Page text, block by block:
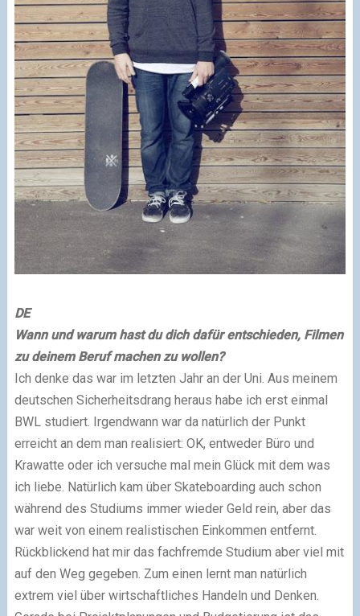
DE
Wann und warum hast du dich dafür entschieden, Filmen
zu deinem Beruf machen zu wollen?
Ich denke das war im letzten Jahr an der Uni. Aus meinem
deutschen Sicherheitsdrang heraus habe ich erst einmal
BWL studiert. Irgendwann war da natürlich der Punkt
erreicht an dem man realisiert: OK, entweder Büro und
Krawatte oder ich versuche mal mein Glück mit dem was
ich liebe. Natürlich kam über Skateboarding auch schon
während des Studiums immer wieder Geld rein, aber das
war weit von einem realistischen Einkommen entfernt.
Rückblickend hat mir das fachfremde Studium aber viel mit
auf den Weg gegeben. Zum einen lernt man natürlich
extrem viel über wirtschaftliches Handeln und Denken.